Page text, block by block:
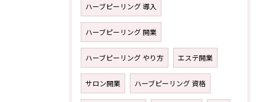
ハーブピーリング 導入
ハーブピーリング 開業
ハーブピーリング やり方 エステ開業
サロン開業 ハーブピーリング 資格